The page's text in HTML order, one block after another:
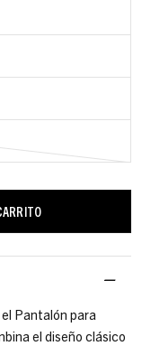
Pantalón para
el diseño clásico